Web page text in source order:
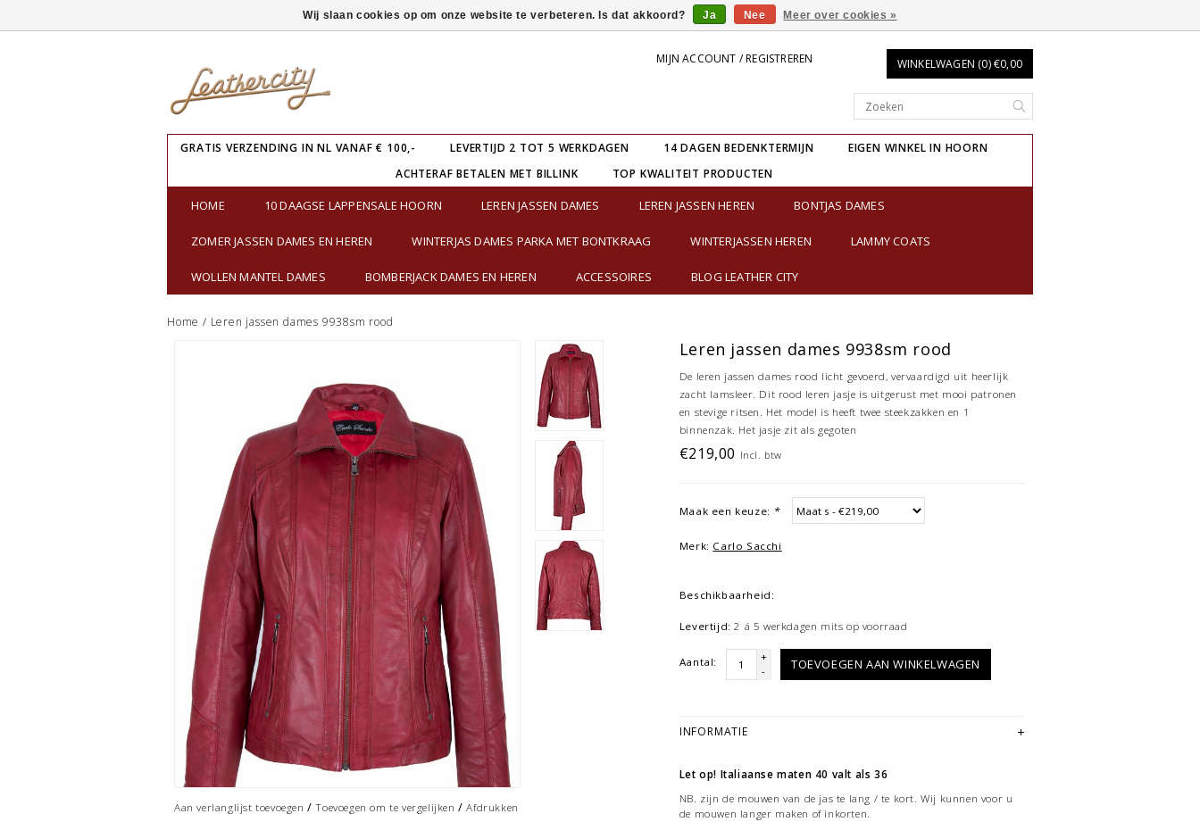
MIJN ACCOUNT / REGISTREREN WINKELWAGEN (0) €0,00
GRATIS VERZENDING IN NL VANAF € 100,- LEVERTIJD 2 TOT 5 WERKDAGEN 14 DAGEN BEDENKTERMIJN
EIGEN WINKEL IN HOORN
ACHTERAF BETALEN MET BILLINK
TOP KWALITEIT PRODUCTEN
HOME 10 DAAGSE LAPPENSALE HOORN LEREN JASSEN DAMES LEREN JASSEN HEREN BONTJAS DAMES
ZOMER JASSEN DAMES EN HEREN WINTERJAS DAMES PARKA MET BONTKRAAG WINTERJASSEN HEREN LAMMY COATS
WOLLEN MANTEL DAMES BOMBERJACK DAMES EN HEREN ACCESSOIRES BLOG LEATHER CITY
Home / Leren jassen dames 9938sm rood
Aan verlanglijst toevoegen /Toevoegen om te vergelijken /Afdrukken
Leren jassen dames 9938sm rood
De leren jassen dames rood licht gevoerd, vervaardigd uit heerlijk
zacht lamsleer. Dit rood leren jasje is uitgerust met mooi patronen
en stevige ritsen. Het model is heeft twee steekzakken en 1
binnenzak. Het jasje zit als gegoten
€219,00 Incl. btw
Maak een keuze: *
Merk: Carlo Sacchi
Beschikbaarheid:
Levertijd: 2 á 5 werkdagen mits op voorraad
Aantal:
+
-
TOEVOEGEN AAN WINKELWAGEN
INFORMATIE
Let op! Italiaanse maten 40 valt als 36
NB. zijn de mouwen van de jas te lang / te kort. Wij kunnen voor u
de mouwen langer maken of inkorten.
Wij slaan cookies op om onze website te verbeteren. Is dat akkoord? Ja Nee Meer over cookies »